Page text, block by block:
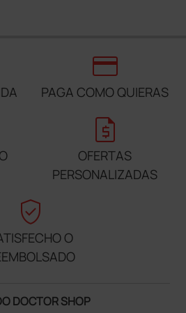
credit_card
PAGA COMO QUIERAS
request_quote
OFERTAS
PERSONALIZADAS
verified_user
O
DOCTOR SHOP